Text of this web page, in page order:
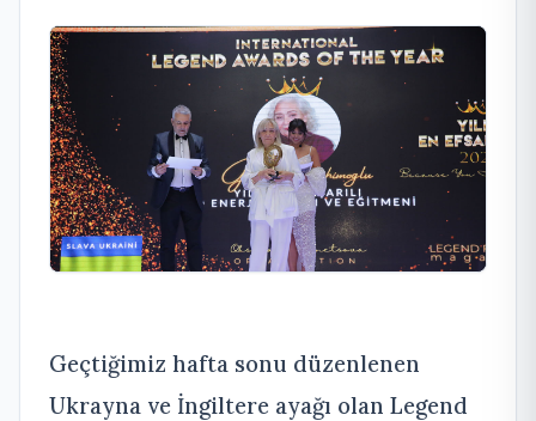
Geçtiğimiz hafta sonu düzenlenen
Ukrayna ve İngiltere ayağı olan Legend